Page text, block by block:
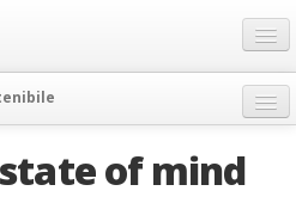
of mind